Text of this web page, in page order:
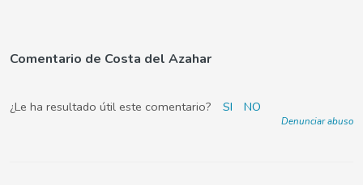
Comentario de Costa del Azahar
¿Le ha resultado útil este comentario? SI NO
Denunciar abuso